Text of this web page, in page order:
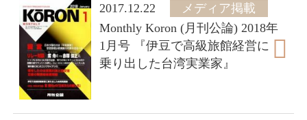
2017.12.22
メディア掲載
Monthly Koron (月刊公論) 2018年
1月号 『伊豆で高級旅館経営に
乗り出した台湾実業家』